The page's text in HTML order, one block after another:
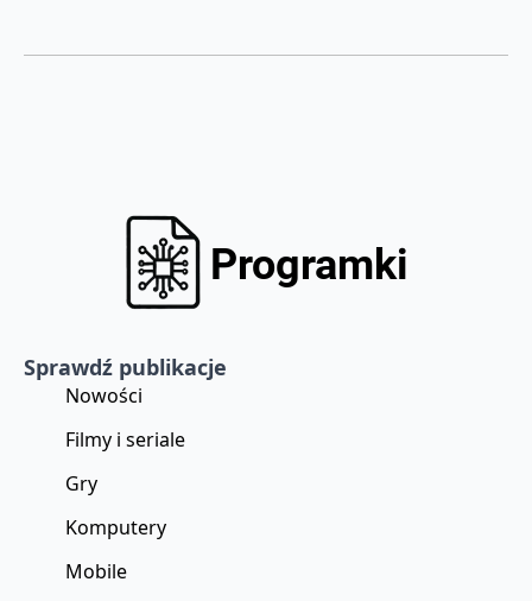
Sprawdź publikacje
Nowości
Filmy i seriale
Gry
Komputery
Mobile